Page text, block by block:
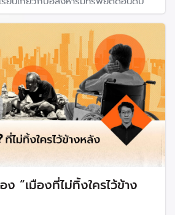
เรียนสคบ. หวังจะเกิดความ "ชัดเจน"
ดชอบ
“เมืองที่ไม่ทิ้งใครไว้ข้าง